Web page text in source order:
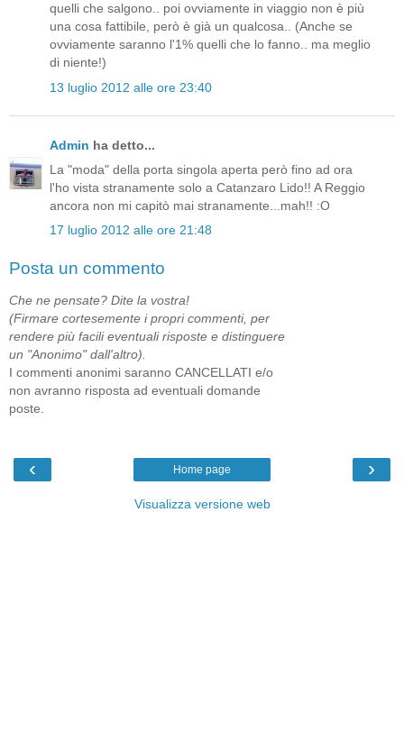
quelli che salgono.. poi ovviamente in viaggio non è più
una cosa fattibile, però è già un qualcosa.. (Anche se
ovviamente saranno l'1% quelli che lo fanno.. ma meglio
di niente!)
13 luglio 2012 alle ore 23:40
Admin ha detto...
La "moda" della porta singola aperta però fino ad ora
l'ho vista stranamente solo a Catanzaro Lido!! A Reggio
ancora non mi capitò mai stranamente...mah!! :O
17 luglio 2012 alle ore 21:48
Posta un commento
Che ne pensate? Dite la vostra!
(Firmare cortesemente i propri commenti, per
rendere più facili eventuali risposte e distinguere
un "Anonimo" dall'altro).
I commenti anonimi saranno CANCELLATI e/o
non avranno risposta ad eventuali domande
poste.
‹ ›
Home page
Visualizza versione web